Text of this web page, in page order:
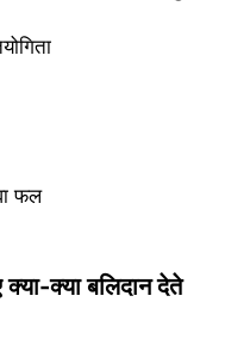
फल
क्या बलिदान देते